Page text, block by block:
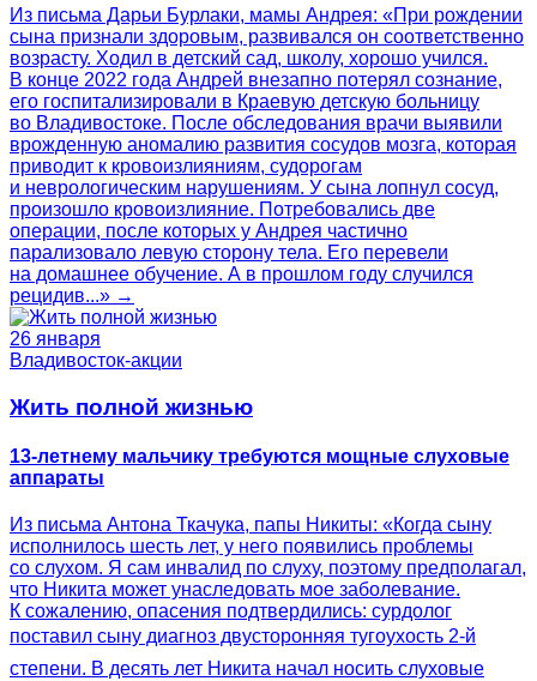
Из письма Дарьи Бурлаки, мамы Андрея: «При рождении
сына признали здоровым, развивался он соответственно
возрасту. Ходил в детский сад, школу, хорошо учился.
В конце 2022 года Андрей внезапно потерял сознание,
его госпитализировали в Краевую детскую больницу
во Владивостоке. После обследования врачи выявили
врожденную аномалию развития сосудов мозга, которая
приводит к кровоизлияниям, судорогам
и неврологическим нарушениям. У сына лопнул сосуд,
произошло кровоизлияние. Потребовались две
операции, после которых у Андрея частично
парализовало левую сторону тела. Его перевели
на домашнее обучение. А в прошлом году случился
рецидив...» →
26 января
Владивосток-акции
Жить полной жизнью
13-летнему мальчику требуются мощные слуховые
аппараты
Из письма Антона Ткачука, папы Никиты: «Когда сыну
исполнилось шесть лет, у него появились проблемы
со слухом. Я сам инвалид по слуху, поэтому предполагал,
что Никита может унаследовать мое заболевание.
К сожалению, опасения подтвердились: сурдолог
поставил сыну диагноз двусторонняя тугоухость 2-й
степени. В десять лет Никита начал носить слуховые